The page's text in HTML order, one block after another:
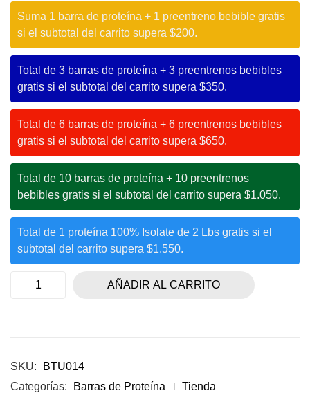
Suma 1 barra de proteína + 1 preentreno bebible gratis
si el subtotal del carrito supera $200.
Total de 3 barras de proteína + 3 preentrenos bebibles
gratis si el subtotal del carrito supera $350.
Total de 6 barras de proteína + 6 preentrenos bebibles
gratis si el subtotal del carrito supera $650.
Total de 10 barras de proteína + 10 preentrenos
bebibles gratis si el subtotal del carrito supera $1.050.
Total de 1 proteína 100% Isolate de 2 Lbs gratis si el
subtotal del carrito supera $1.550.
AÑADIR AL CARRITO
SKU:
BTU014
Categorías:
Barras de Proteína
Tienda